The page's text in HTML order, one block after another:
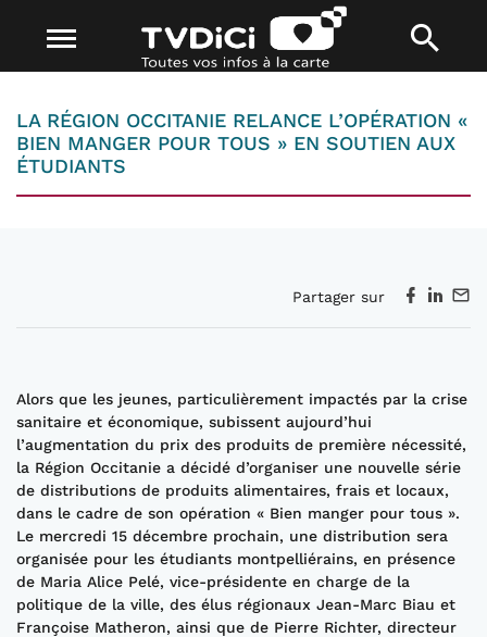
LA RÉGION OCCITANIE RELANCE L’OPÉRATION «
BIEN MANGER POUR TOUS » EN SOUTIEN AUX
ÉTUDIANTS
Partager sur
Alors que les jeunes, particulièrement impactés par la crise
sanitaire et économique, subissent aujourd’hui
l’augmentation du prix des produits de première nécessité,
la Région Occitanie a décidé d’organiser une nouvelle série
de distributions de produits alimentaires, frais et locaux,
dans le cadre de son opération « Bien manger pour tous ».
Le mercredi 15 décembre prochain, une distribution sera
organisée pour les étudiants montpelliérains, en présence
de Maria Alice Pelé, vice-présidente en charge de la
politique de la ville, des élus régionaux Jean-Marc Biau et
Françoise Matheron, ainsi que de Pierre Richter, directeur